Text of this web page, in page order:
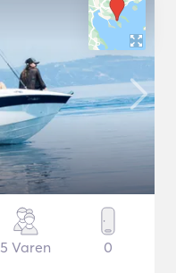
5 Varen 0